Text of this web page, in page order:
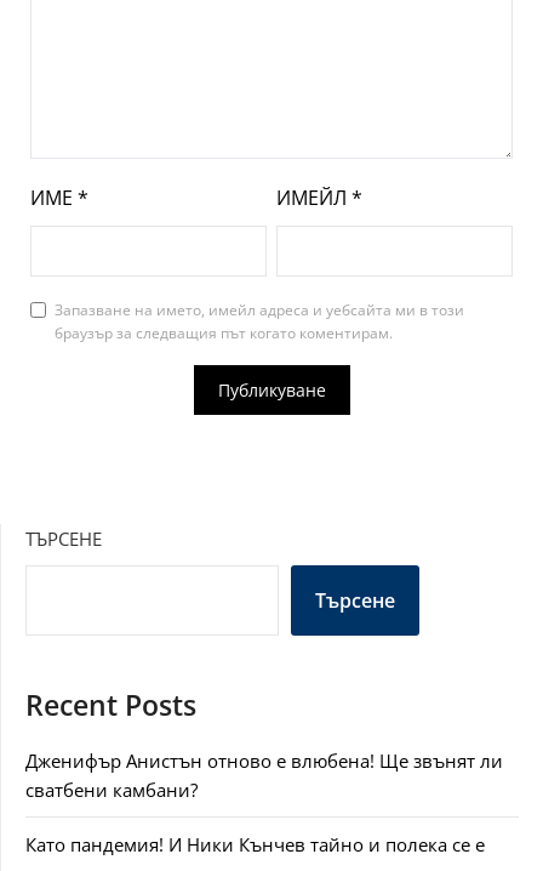
ИМЕ * ИМЕЙЛ *
Запазване на името, имейл адреса и уебсайта ми в този
браузър за следващия път когато коментирам.
ТЪРСЕНЕ
Търсене
Recent Posts
Дженифър Анистън отново е влюбена! Ще звънят ли
сватбени камбани?
Като пандемия! И Ники Кънчев тайно и полека се е